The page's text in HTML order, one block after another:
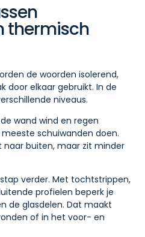
thermisch
de woorden isolerend,
door elkaar gebruikt. In de
niveaus.
wand wind en regen
schuiwanden doen.
buiten, maar zit minder
verder. Met tochtstrippen,
profielen beperk je
de glasdelen. Dat maakt
of in het voor- en